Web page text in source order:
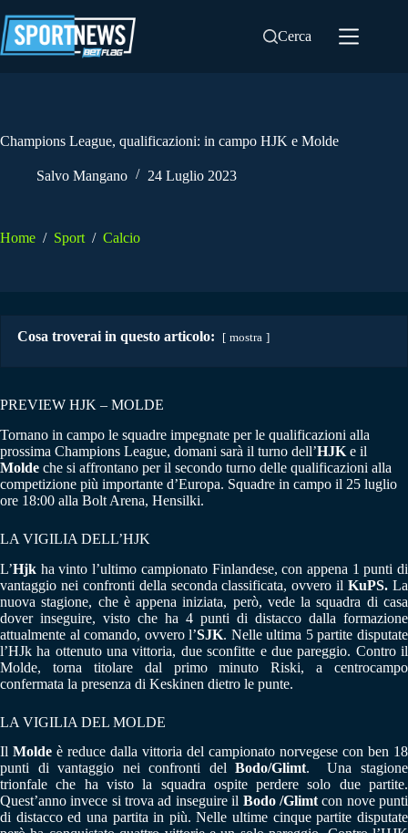
al
contenuto
Cerca
Champions League, qualificazioni: in campo HJK e Molde
Salvo Mangano 24 Luglio 2023
Home / Sport / Calcio
Cosa troverai in questo articolo: mostra
PREVIEW HJK – MOLDE
Tornano in campo le squadre impegnate per le qualificazioni alla
prossima Champions League, domani sarà il turno dell’HJK e il
Molde che si affrontano per il secondo turno delle qualificazioni alla
competizione più importante d’Europa. Squadre in campo il 25 luglio
ore 18:00 alla Bolt Arena, Hensilki.
LA VIGILIA DELL’HJK
L’Hjk ha vinto l’ultimo campionato Finlandese, con appena 1 punti di
vantaggio nei confronti della seconda classificata, ovvero ilKuPS. La
nuova stagione, che è appena iniziata, però, vede la squadra di casa
dover inseguire, visto che ha 4 punti di distacco dalla formazione
attualmente al comando, ovvero l’SJK. Nelle ultima 5 partite disputate
l’HJk ha ottenuto una vittoria, due sconfitte e due pareggio. Contro il
Molde, torna titolare dal primo minuto Riski, a centrocampo
confermata la presenza di Keskinen dietro le punte.
LA VIGILIA DEL MOLDE
Il Molde è reduce dalla vittoria del campionato norvegese con ben 18
punti di vantaggio nei confronti delBodo/Glimt. Una stagione
trionfale che ha visto la squadra ospite perdere solo due partite.
Quest’anno invece si trova ad inseguire il Bodo /Glimtcon nove punti
di distacco ed una partita in più. Nelle ultime cinque partite disputate